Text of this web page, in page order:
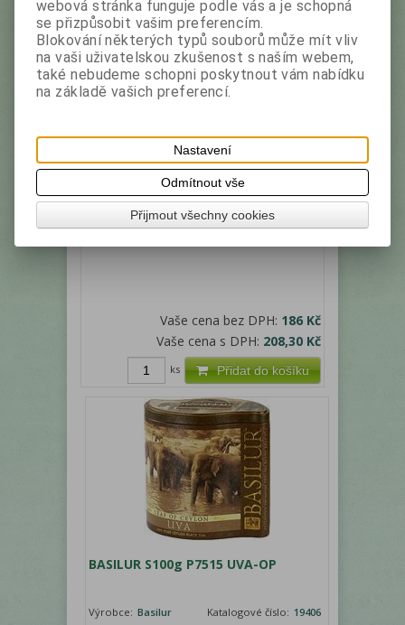
BASILUR 100g P7712 E.BREAKFAST
Katalogové číslo:
Černý čaj, sypaný
Vaše cena bez DPH: 186 Kč
Vaše cena s DPH: 208,30 Kč
Přidat do košíku
ks
BASILUR S100g P7515 UVA-OP
Výrobce: Basilur Katalogové číslo: 19406
webová stránka funguje podle vás a je schopná
se přizpůsobit vašim preferencím.
Blokování některých typů souborů může mít vliv
na vaši uživatelskou zkušenost s naším webem,
také nebudeme schopni poskytnout vám nabídku
na základě vašich preferencí.
Nastavení
Odmítnout vše
Přijmout všechny cookies